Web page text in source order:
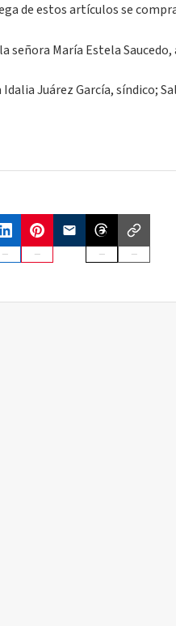
de estos artículos se
señora María Estela
Juárez García, síndico;